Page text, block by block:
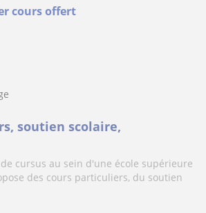
cours offert
soutien scolaire,
cursus au sein d'une école supérieure
des cours particuliers, du soutien